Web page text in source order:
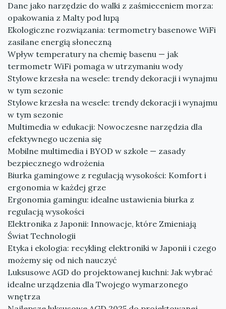
Dane jako narzędzie do walki z zaśmieceniem morza:
opakowania z Malty pod lupą
Ekologiczne rozwiązania: termometry basenowe WiFi
zasilane energią słoneczną
Wpływ temperatury na chemię basenu — jak
termometr WiFi pomaga w utrzymaniu wody
Stylowe krzesła na wesele: trendy dekoracji i wynajmu
w tym sezonie
Stylowe krzesła na wesele: trendy dekoracji i wynajmu
w tym sezonie
Multimedia w edukacji: Nowoczesne narzędzia dla
efektywnego uczenia się
Mobilne multimedia i BYOD w szkole — zasady
bezpiecznego wdrożenia
Biurka gamingowe z regulacją wysokości: Komfort i
ergonomia w każdej grze
Ergonomia gamingu: idealne ustawienia biurka z
regulacją wysokości
Elektronika z Japonii: Innowacje, które Zmieniają
Świat Technologii
Etyka i ekologia: recykling elektroniki w Japonii i czego
możemy się od nich nauczyć
Luksusowe AGD do projektowanej kuchni: Jak wybrać
idealne urządzenia dla Twojego wymarzonego
wnętrza